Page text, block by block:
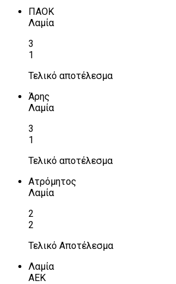
ΠΑΟΚ
Λαμία
3
1
Τελικό αποτέλεσμα
Άρης
Λαμία
3
1
Τελικό αποτέλεσμα
Ατρόμητος
Λαμία
2
2
Τελικό Αποτέλεσμα
Λαμία
ΑΕΚ